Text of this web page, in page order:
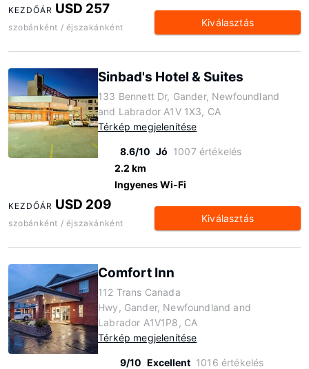
KEZDŐÁR USD 257
szobánként / éjszakánként Kiválasztás
Sinbad's Hotel & Suites
133 Bennett Dr, Gander, Newfoundland
and Labrador A1V 1X3, CA
Térkép megjelenítése
8.6/10 Jó 1007 értékelés
2.2 km
Ingyenes Wi-Fi
KEZDŐÁR USD 209
szobánként / éjszakánként Kiválasztás
Comfort Inn
112 Trans Canada
Hwy, Gander, Newfoundland and
Labrador A1V1P8, CA
Térkép megjelenítése
9/10 Excellent 1016 értékelés